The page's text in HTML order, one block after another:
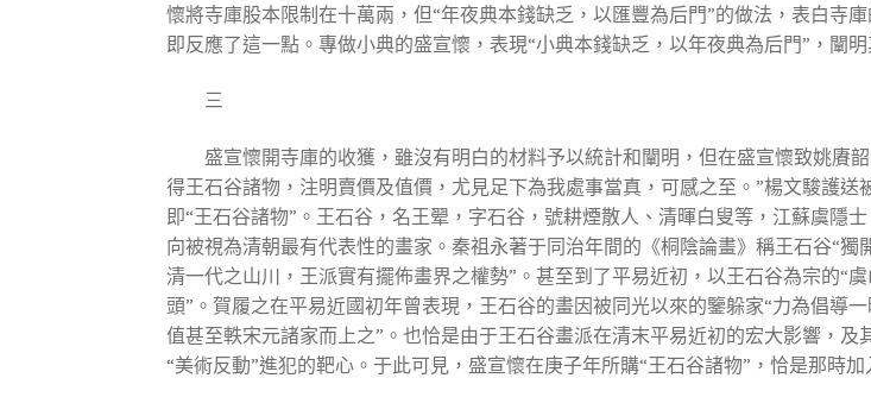
懷將寺庫股本限制在十萬兩，但“年夜典本錢缺乏，以匯豐為后門”的做法，表白寺
即反應了這一點。專做小典的盛宣懷，表現“小典本錢缺乏，以年夜典為后門”，闡
三
盛宣懷開寺庫的收獲，雖沒有明白的材料予以統計和闡明，但在盛宣懷致姚賡
得王石谷諸物，注明賣價及值價，尤見足下為我處事當真，可感之至。”楊文駿護
即“王石谷諸物”。王石谷，名王翚，字石谷，號耕煙散人、清暉白叟等，江蘇虞隱
向被視為清朝最有代表性的畫家。秦祖永著于同治年間的《桐陰論畫》稱王石谷“
清一代之山川，王派實有擺佈畫界之權勢”。甚至到了平易近初，以王石谷為宗的“
頭”。賀履之在平易近國初年曾表現，王石谷的畫因被同光以來的鑒躲家“力為倡導
值甚至軼宋元諸家而上之”。也恰是由于王石谷畫派在清末平易近初的宏大影響，
“美術反動”進犯的靶心。于此可見，盛宣懷在庚子年所購“王石谷諸物”，恰是那時